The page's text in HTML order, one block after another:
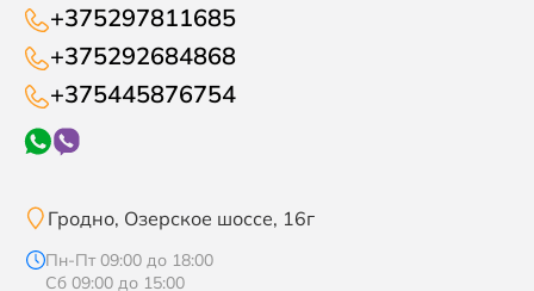
+375297811685
+375292684868
+375445876754
Гродно, Озерское шоссе, 16г
Пн-Пт 09:00 до 18:00
Сб 09:00 до 15:00